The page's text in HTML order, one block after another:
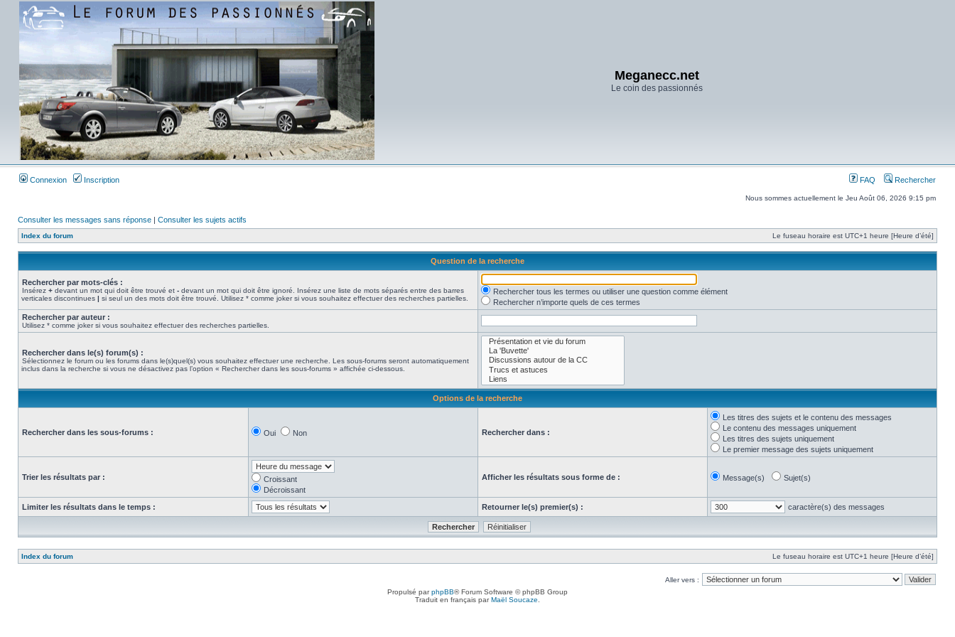
Meganecc.net
Le coin des passionnés
Connexion Inscription FAQ Rechercher
Nous sommes actuellement le Jeu Août 06, 2026 9:15 pm
Consulter les messages sans réponse | Consulter les sujets actifs
Index du forum Le fuseau horaire est UTC+1 heure [Heure d’été]
Question de la recherche
Rechercher par mots-clés :
Insérez + devant un mot qui doit être trouvé et - devant un mot qui doit être ignoré. Insérez une liste de mots séparés entre des barres
verticales discontinues | si seul un des mots doit être trouvé. Utilisez * comme joker si vous souhaitez effectuer des recherches partielles.
Rechercher tous les termes ou utiliser une question comme élément
Rechercher n’importe quels de ces termes
Rechercher par auteur :
Utilisez * comme joker si vous souhaitez effectuer des recherches partielles.
Rechercher dans le(s) forum(s) :
Sélectionnez le forum ou les forums dans le(s)quel(s) vous souhaitez effectuer une recherche. Les sous-forums seront automatiquement
inclus dans la recherche si vous ne désactivez pas l’option « Rechercher dans les sous-forums » affichée ci-dessous.
Options de la recherche
Rechercher dans les sous-forums : Oui Non Rechercher dans :
Les titres des sujets et le contenu des messages
Le contenu des messages uniquement
Les titres des sujets uniquement
Le premier message des sujets uniquement
Trier les résultats par :
Croissant
Décroissant
Afficher les résultats sous forme de : Message(s) Sujet(s)
Limiter les résultats dans le temps : Retourner le(s) premier(s) : caractère(s) des messages
Index du forum Le fuseau horaire est UTC+1 heure [Heure d’été]
Aller vers :
Propulsé parphpBB® Forum Software © phpBB Group
Traduit en français parMaël Soucaze